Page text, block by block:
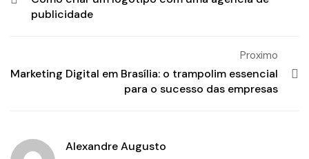
publicidade
Proximo
Marketing Digital em Brasília: o trampolim essencial
para o sucesso das empresas
Alexandre Augusto